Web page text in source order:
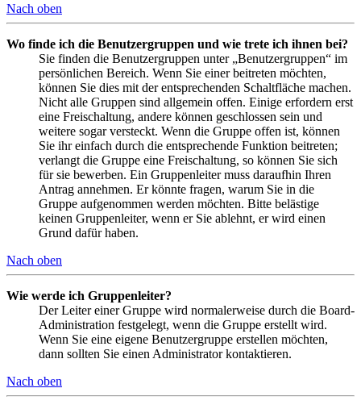
Nach oben
Wo finde ich die Benutzergruppen und wie trete ich ihnen bei?
Sie finden die Benutzergruppen unter „Benutzergruppen“ im
persönlichen Bereich. Wenn Sie einer beitreten möchten,
können Sie dies mit der entsprechenden Schaltfläche machen.
Nicht alle Gruppen sind allgemein offen. Einige erfordern erst
eine Freischaltung, andere können geschlossen sein und
weitere sogar versteckt. Wenn die Gruppe offen ist, können
Sie ihr einfach durch die entsprechende Funktion beitreten;
verlangt die Gruppe eine Freischaltung, so können Sie sich
für sie bewerben. Ein Gruppenleiter muss daraufhin Ihren
Antrag annehmen. Er könnte fragen, warum Sie in die
Gruppe aufgenommen werden möchten. Bitte belästige
keinen Gruppenleiter, wenn er Sie ablehnt, er wird einen
Grund dafür haben.
Nach oben
Wie werde ich Gruppenleiter?
Der Leiter einer Gruppe wird normalerweise durch die Board-
Administration festgelegt, wenn die Gruppe erstellt wird.
Wenn Sie eine eigene Benutzergruppe erstellen möchten,
dann sollten Sie einen Administrator kontaktieren.
Nach oben